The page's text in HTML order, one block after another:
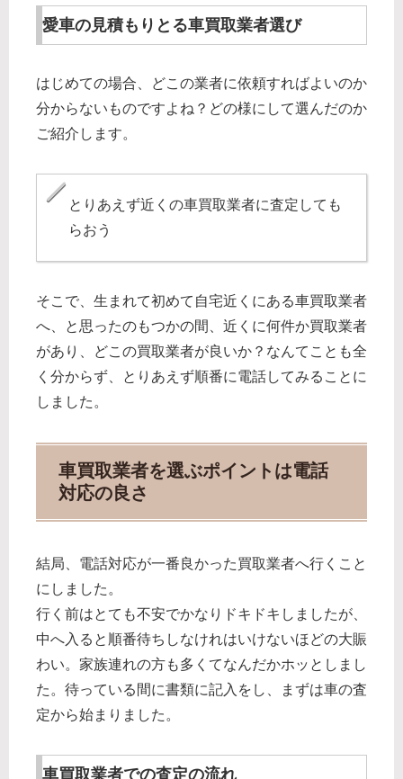
愛車の見積もりとる車買取業者選び
はじめての場合、どこの業者に依頼すればよいのか
分からないものですよね？どの様にして選んだのか
ご紹介します。
とりあえず近くの車買取業者に査定しても
らおう
そこで、生まれて初めて自宅近くにある車買取業者
へ、と思ったのもつかの間、近くに何件か買取業者
があり、どこの買取業者が良いか？なんてことも全
く分からず、とりあえず順番に電話してみることに
しました。
車買取業者を選ぶポイントは電話
対応の良さ
結局、電話対応が一番良かった買取業者へ行くこと
にしました。
行く前はとても不安でかなりドキドキしましたが、
中へ入ると順番待ちしなけれはいけないほどの大賑
わい。家族連れの方も多くてなんだかホッとしまし
た。待っている間に書類に記入をし、まずは車の査
定から始まりました。
車買取業者での査定の流れ